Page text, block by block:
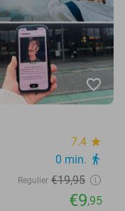
favorite_border
7.4 star
0 min. directions_walk
Regulier €19,95
€9,95